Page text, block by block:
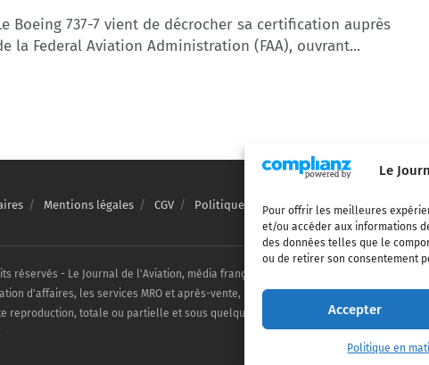
Le
Pour offrir les meilleures
et/ou accéder aux informations
des données telles que le
ou de retirer son consentement
Accepter
Politique en
Boeing 737-7 vient de décrocher sa certification auprès
la Federal Aviation Administration (FAA), ouvrant...
Mentions légales CGV Politique de confidentialité
réservés - Le Journal de l'Aviation, média français de référence couvrant l'actualité
d'affaires, les services MRO et après-vente, le financement et la location
totale ou partielle et sous quelque forme ou support que ce soit, est